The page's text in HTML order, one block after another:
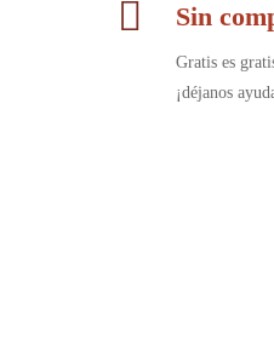
Sin
Gratis es
¡déjanos